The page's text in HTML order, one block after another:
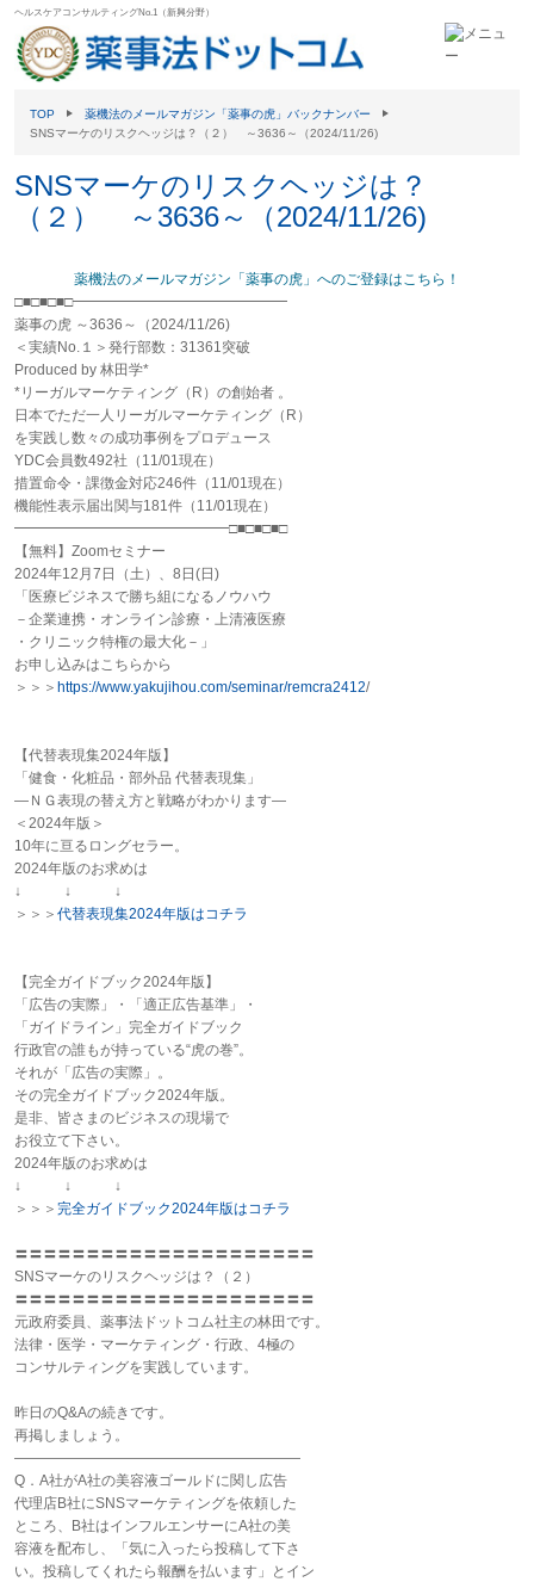
ヘルスケアコンサルティングNo.1（新興分野）
TOP
薬機法のメールマガジン「薬事の虎」バックナンバー
SNSマーケのリスクヘッジは？（２） ～3636～（2024/11/26)
SNSマーケのリスクヘッジは？
（２） ～3636～（2024/11/26)
薬機法のメールマガジン「薬事の虎」へのご登録はこちら！
□■□■□■□━━━━━━━━━━━━━━━
薬事の虎 ～3636～（2024/11/26)
＜実績No.１＞発行部数：31361突破
Produced by 林田学*
*リーガルマーケティング（R）の創始者 。
日本でただ一人リーガルマーケティング（R）
を実践し数々の成功事例をプロデュース
YDC会員数492社（11/01現在）
措置命令・課徴金対応246件（11/01現在）
機能性表示届出関与181件（11/01現在）
━━━━━━━━━━━━━━━□■□■□■□
【無料】Zoomセミナー
2024年12月7日（土）、8日(日)
「医療ビジネスで勝ち組になるノウハウ
－企業連携・オンライン診療・上清液医療
・クリニック特権の最大化－」
お申し込みはこちらから
＞＞＞ https://www.yakujihou.com/seminar/remcra2412/
【代替表現集2024年版】
「健食・化粧品・部外品 代替表現集」
―ＮＧ表現の替え方と戦略がわかります―
＜2024年版＞
10年に亘るロングセラー。
2024年版のお求めは
↓ ↓ ↓
＞＞＞ 代替表現集2024年版はコチラ
【完全ガイドブック2024年版】
「広告の実際」・「適正広告基準」・
「ガイドライン」完全ガイドブック
行政官の誰もが持っている“虎の巻”。
それが「広告の実際」。
その完全ガイドブック2024年版。
是非、皆さまのビジネスの現場で
お役立て下さい。
2024年版のお求めは
↓ ↓ ↓
＞＞＞ 完全ガイドブック2024年版はコチラ
〓〓〓〓〓〓〓〓〓〓〓〓〓〓〓〓〓〓〓〓〓
SNSマーケのリスクヘッジは？（２）
〓〓〓〓〓〓〓〓〓〓〓〓〓〓〓〓〓〓〓〓〓
元政府委員、 薬事法ドットコム社主の林田です。
法律・医学・マーケティング・行政、4極の
コンサルティングを実践しています。
昨日のQ&Aの続きです。
再掲しましょう。
――――――――――――――――――――
Q．A社がA社の美容液ゴールドに関し広告
代理店B社にSNSマーケティングを依頼した
ところ、B社はインフルエンサーにA社の美
容液を配布し、「気に入ったら投稿して下さ
い。投稿してくれたら報酬を払います」とイン